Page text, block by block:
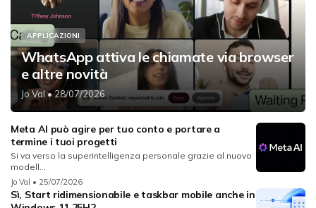
APPLICAZIONI
WhatsApp attiva le chiamate via browser
e altre novità
Jo Val• 28/07/2026
Meta AI può agire per tuo conto e portare a
termine i tuoi progetti
Si va verso la superintelligenza personale grazie al nuovo
modell...
Jo Val • 25/07/2026
Sì, Start ridimensionabile e taskbar mobile anche in